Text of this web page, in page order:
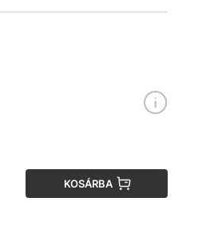
KOSÁRBA